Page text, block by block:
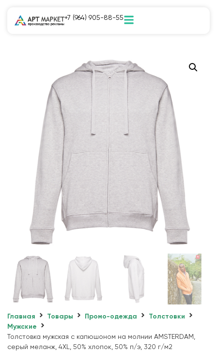
+7 (964) 905-88-55
Главная Товары Промо-одежда
Толстовки
Мужские
Толстовка мужская с капюшоном на молнии AMSTERDAM,
серый меланж, 4XL, 50% хлопок, 50% п/э, 320 г/м2